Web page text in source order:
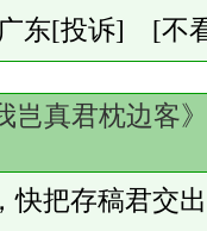
东[投诉] [不
岂真君枕边客》
快把存稿君交